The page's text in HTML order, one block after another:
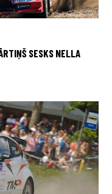
SESKS NELLA